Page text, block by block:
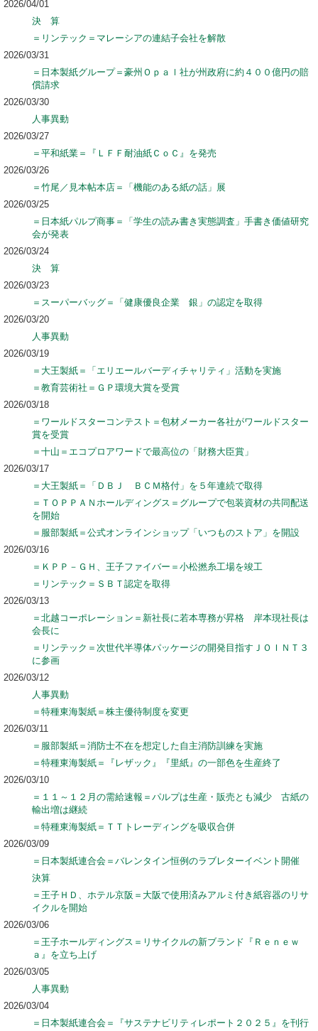
2026/04/01
決 算
＝リンテック＝マレーシアの連結子会社を解散
2026/03/31
＝日本製紙グループ＝豪州Ｏｐａｌ社が州政府に約４００億円の賠
償請求
2026/03/30
人事異動
2026/03/27
＝平和紙業＝『ＬＦＦ耐油紙ＣｏＣ』を発売
2026/03/26
＝竹尾／見本帖本店＝「機能のある紙の話」展
2026/03/25
＝日本紙パルプ商事＝「学生の読み書き実態調査」手書き価値研究
会が発表
2026/03/24
決 算
2026/03/23
＝スーパーバッグ＝「健康優良企業 銀」の認定を取得
2026/03/20
人事異動
2026/03/19
＝大王製紙＝「エリエールバーディチャリティ」活動を実施
＝教育芸術社＝ＧＰ環境大賞を受賞
2026/03/18
＝ワールドスターコンテスト＝包材メーカー各社がワールドスター
賞を受賞
＝十山＝エコプロアワードで最高位の「財務大臣賞」
2026/03/17
＝大王製紙＝「ＤＢＪ ＢＣＭ格付」を５年連続で取得
＝ＴＯＰＰＡＮホールディングス＝グループで包装資材の共同配送
を開始
＝服部製紙＝公式オンラインショップ「いつものストア」を開設
2026/03/16
＝ＫＰＰ－ＧＨ、王子ファイバー＝小松撚糸工場を竣工
＝リンテック＝ＳＢＴ認定を取得
2026/03/13
＝北越コーポレーション＝新社長に若本専務が昇格 岸本現社長は
会長に
＝リンテック＝次世代半導体パッケージの開発目指すＪＯＩＮＴ３
に参画
2026/03/12
人事異動
＝特種東海製紙＝株主優待制度を変更
2026/03/11
＝服部製紙＝消防士不在を想定した自主消防訓練を実施
＝特種東海製紙＝『レザック』『里紙』の一部色を生産終了
2026/03/10
＝１１～１２月の需給速報＝パルプは生産・販売とも減少 古紙の
輸出増は継続
＝特種東海製紙＝ＴＴトレーディングを吸収合併
2026/03/09
＝日本製紙連合会＝バレンタイン恒例のラブレターイベント開催
決算
＝王子ＨＤ、ホテル京阪＝大阪で使用済みアルミ付き紙容器のリサ
イクルを開始
2026/03/06
＝王子ホールディングス＝リサイクルの新ブランド『Ｒｅｎｅｗ
ａ』を立ち上げ
2026/03/05
人事異動
2026/03/04
＝日本製紙連合会＝『サステナビリティレポート２０２５』を刊行